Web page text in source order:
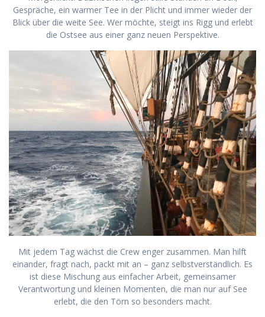
Gespräche, ein warmer Tee in der Plicht und immer wieder der
Blick über die weite See. Wer möchte, steigt ins Rigg und erlebt
die Ostsee aus einer ganz neuen Perspektive.
Mit jedem Tag wächst die Crew enger zusammen. Man hilft
einander, fragt nach, packt mit an – ganz selbstverständlich. Es
ist diese Mischung aus einfacher Arbeit, gemeinsamer
Verantwortung und kleinen Momenten, die man nur auf See
erlebt, die den Törn so besonders macht.